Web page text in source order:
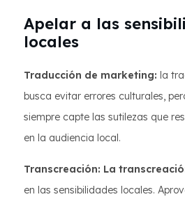
Apelar a las
locales
Traducción de marketing: la
busca evitar errores culturales,
siempre capte las sutilezas que
en la audiencia local.
Transcreación: La
en las sensibilidades locales.